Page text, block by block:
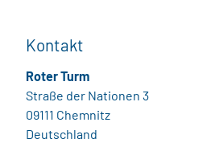
Kontakt
Roter Turm
Straße der Nationen 3
09111 Chemnitz
Deutschland